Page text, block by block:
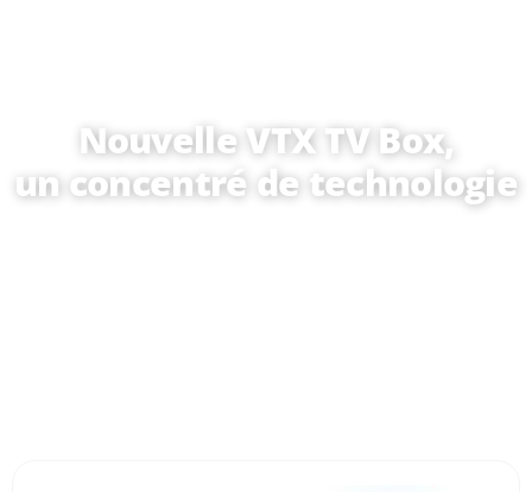
Nouvelle VTX TV Box,
un concentré de technologie